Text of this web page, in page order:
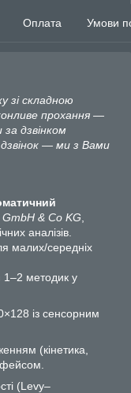
Оплата Умови
зі складною
прохання —
дзвінком
— ми з Вами
& Co KG
аналізів.
малих/середніх
1–2 методик у
із сенсорним
(кінетика,
(Levy–